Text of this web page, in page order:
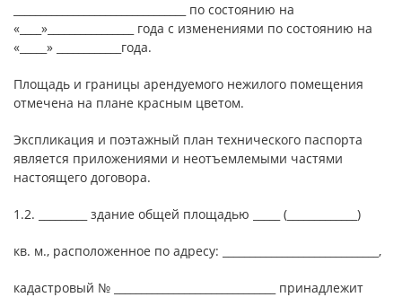
________________________________ по состоянию на
«____»________________ года с изменениями по состоянию на
«_____» ____________года.
Площадь и границы арендуемого нежилого помещения
отмечена на плане красным цветом.
Экспликация и поэтажный план технического паспорта
является приложениями и неотъемлемыми частями
настоящего договора.
1.2. _________ здание общей площадью _____ (_____________)
кв. м., расположенное по адресу: _____________________________,
кадастровый № ______________________________ принадлежит